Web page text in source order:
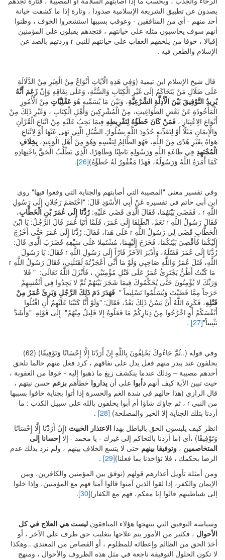
يصدون عن تطبيق الشريعة الإسلامية صدودا ، وتارة إذا ما كشفت خيانة
أحد منهم - أي من المنافقين - وعوقب بسببها استشعروا الخوف ، وظنوا
أنهم سوف يحاسبون مثله على خيانتهم ، فتجدهم يقبلون علي المؤمنين
إقبالا ، خوفا من يلحقهم العقاب على خيانتهم للنبي r وردتهم بالصد عن
الإسلام والطعن فيه .
قال شيخ الإسلام ابن تيمية (وَفِي هَذِهِ الْآيَاتِ أَنْوَاعٌ مِنْ الْعِبَرِ مِنْ الدَّلَالَةِ
عَلَى ضَلَالِ مَنْ يَتَحَاكَمُ إلَى غَيْرِ الْكِتَابِ وَالسُّنَّةِ، وَعَلَى نِفَاقِهِ وَإِنْ زَعَمَ أَنَّهُ
يُرِيدُ التَّوْفِيقَ بَيْنَ الْأَدِلَّةِ الشَّرْعِيَّةِ، وَبَيْنَ مَا يُسَمِّيهِ هُوَ عَقْلِيَّاتٍ مِنْ الْأُمُورِ
الْمَأْخُوذَةِ عَنْ بَعْضِ الطَّوَاغِيتِ، مِنْ الْمُشْرِكِينَ وَأَهْلِ الْكِتَابِ ، وَغَيْرِ ذَلِكَ مِنْ
أَنْوَاعِ الِاعْتِبَارِ ، فَمَنْ كَانَ خَطَؤُهُ لِتَفْرِيطِهِ فِيمَا يَجِبُ عَلَيْهِ مِنْ اتِّبَاعِ الْقُرْآنِ
وَالْإِيمَانِ مَثَلًا أَوْ لِتَعَدِّيهِ حُدُودَ اللَّهِ بِسُلُوكِ السُّبُلِ الَّتِي نَهَى عَنْهَا أَوْ لِاتِّبَاعِ
هَوَاهُ بِغَيْرِ هُدًى مِنْ اللَّهِ، فَهُوَ الظَّالِمُ لِنَفْسِهِ وَهُوَ مِنْ أَهْلِ الْوَعِيدِ، بِخِلَافِ
الْمُجْتَهِدِ فِي طَاعَةِ اللَّهِ وَرَسُولِهِ بَاطِنًا وَظَاهِرًا، الَّذِي يَطْلُبُ الْحَقَّ بِاجْتِهَادِهِ
كَمَا أَمَرَهُ اللَّهُ وَرَسُولُهُ، فَهَذَا مَغْفُورٌ لَهُ خَطَؤُهُ)[26]
.
وفي تفسير معنى "المصيبة التي أصابتهم والجناية التي وقعوا فيها" روي
ابن أبي حاتم في تفسيره عَنْ أَبِي الأَسْوَدِ قَالَ: "اخْتَصَمَ رَجُلانِ إِلَى رَسُولِ
اللَّهِ r ، فَقَضَى بَيْنَهُمَا، فَقَالَ الَّذِي قَضَى عَلَيْهِ:
رُدَّنَا إِلَى عُمَرَ بْنِ الْخَطَّابِ،
فَقَالَ رَسُولُ اللَّهِ r نَعَمْ، انْطَلِقَا إِلَى عُمَرَ، فَلَمَّا أَتَيَا عُمَرَ قَالَ الرَّجُلُ: يَا ابْنَ
الْخَطَّابِ قَضَى لِي رَسُولُ اللَّهِ r عَلَى هَذَا، فَقَالَ: رُدَّنَا إِلَى عُمَرَ حَتَّى أَخْرُجَ
إِلَيْكُمَا فَأَقْضِيَ بَيْنَكُمَا، فَخَرَجَ إِلَيْهِمَا، مُشْتَمِلا عَلَى سَيْفِهِ فَضَرَبَ الَّذِي قَالَ:
رُدَّنَا إِلَى عُمَرَ فَقَتَلَهُ، وَأَدْبَرَ الآخَرُ فَارّاً إِلَى رَسُولِ اللَّهِ r فَقَالَ: يَا رَسُولَ
اللَّهِ، قَتَلَ عُمَرُ وَاللَّهِ صَاحِبِي وَلَوْ مَا أَنِّي أَعْجَزْتُهُ لَقَتَلَنِي، فَقَالَ رَسُولُ اللَّهِ r
مَا كُنْتُ أَظُنُّ يَجْتَرِئُ عُمَرُ عَلَى قَتْلِ مُؤْمِنَيْنِ ، فَأَنْزَلَ اللَّهُ تَعَالَى: " فَلا
وَرَبِّكَ لا يُؤْمِنُونَ حَتَّى يُحَكِّمُوكَ فِيمَا شَجَرَ بَيْنَهُمْ ثُمَّ لا يَجِدُوا فِي أَنْفُسِهِمْ
حَرَجاً مِمَّا قَضَيْتَ وَيُسَلِّمُوا تَسْلِيماً " فَهَدَرَ دَمَ ذَلِكَ الرَّجُلِ وَبَرِئَ عُمَرُ مِنْ
قَتْلِهِ، فَكَرِهَ اللَّهُ أَنْ يَسُنَّ ذَلِكَ بَعْدُ، فَقَالَ: "وَلَوْ أَنَّا كَتَبْنَا عَلَيْهِمُ أَنِ اقْتُلُوا
أَنْفُسَكُمْ أَوِ اخْرُجُوا مِنْ دِيَارِكُمْ مَا فَعَلُوهُ إِلا قَلِيلٌ مِنْهُمْ" إِلَى قَوْلِهِ "وَأَشَدَّ
تَثْبِيتاً"[27]
.
وفي قوله (..ثُمَّ جَاءُوكَ يَحْلِفُونَ بِاللَّهِ إِنْ أَرَدْنَا إِلَّا إِحْسَانًا وَتَوْفِيقًا) (62)
يحلفون عند يبدر منهم فعل يدل على نفاقهم ، كرد فعل منهم حالما تلحق
أحدهم مصيبة – وذلك عندما ينكشف زيغ ما ذهبوا إليه - خوفا من العقوبة ،
حيث تبين الآية كيف أنهم دأبوا على أن يداروا خطأهم بزعم حسن نيتهم ،
قال الرازي (هذا حالهم في شدة الغم والحسرة إذا أتوا بجناية خافوا بسببها
من النبي r ، ثم جاؤك شاؤا أم أبوا يحلفون بالله على سبيل الكذب : ما
أردنا بتلك الجناية إلا الخير والمصلحة) [28]
.
انظر كيف يلبسون الحق بالباطل بهذا الاعتذار الخبيث (إِنْ أَرَدْنَا إِلَّا إِحْسَانًا
وَتَوْفِيقًا) ،أى (ما أردنا بالتحاكم إلى غيرك - يا محمد - إلا إحسانا إلى
المتخاصمين ، وتوفيقا بينهم حتى لا يتسع الخلاف بينهم ، ولم نرد بذلك عدم
الرضا بحكمك ، فلا تؤاخذنا بما فعلنا)[29]
.
ومن أمثلة تأويل أعذارهم قولهم (نوفق بين المؤمنين والكافرين، وبين
الإيمان والكفر، إذا لقوا الذين آمنوا قالوا آمنا فهم مع المؤمنين، وإذا خلوا
إلى شياطينهم قالوا إنا معكم، فهم مع الكفار)[30]
.
وسياسة التوفيق التي ينتهجها هؤلاء المنافقون ليست هي العلاج في كل
الأحوال ، فكثير من الأمور يتم علاجها بتغليب حق طرف علي الآخر ، أو
أخذ الحق من الظالم وإعطائه للمظلوم ، أو القصاص من المعتدي ..وهكذا
لا تكون الحلول التوفيقة ناجعة في مثل هذه الظروف والأحوال ، ومنهج